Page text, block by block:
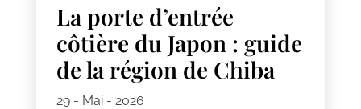
La porte d’entrée
côtière du Japon : guide
de la région de Chiba
29 - Mai - 2026